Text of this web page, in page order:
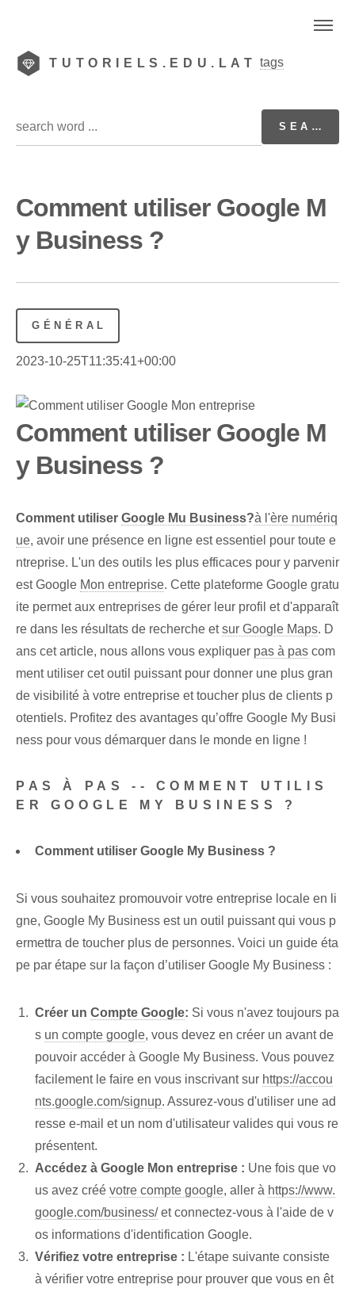
TUTORIELS.EDU.LAT tags
Comment utiliser Google M
y Business ?
GÉNÉRAL
2023-10-25T11:35:41+00:00
Comment utiliser Google M
y Business ?
Comment utiliser Google Mu Business?à l'ère numériq
ue, avoir une présence en ligne est essentiel pour toute e
ntreprise. L'un des outils les plus efficaces pour y parvenir
est Google Mon entreprise. Cette plateforme Google gratu
ite permet aux entreprises de gérer leur profil et d'apparaît
re dans les résultats de recherche etsur Google Maps. D
ans cet article, nous allons vous expliquer pas à pas com
ment utiliser cet outil puissant pour donner une plus gran
de visibilité à votre entreprise et toucher plus de clients p
otentiels. Profitez des avantages qu’offre Google My Busi
ness pour vous démarquer dans le monde en ligne !
PAS À PAS -- COMMENT UTILIS
ER GOOGLE MY BUSINESS ?
Comment utiliser Google My Business ?
Si vous souhaitez promouvoir votre entreprise locale en li
gne, Google My Business est un outil puissant qui vous p
ermettra de toucher plus de personnes. Voici un guide éta
pe par étape sur la façon d’utiliser Google My Business :
Créer un Compte Google: Si vous n'avez toujours pa
s un compte google, vous devez en créer un avant de
pouvoir accéder à Google My Business. Vous pouvez
facilement le faire en vous inscrivant sur https://accou
nts.google.com/signup. Assurez-vous d'utiliser une ad
resse e-mail et un nom d'utilisateur valides qui vous re
présentent.
Accédez à Google Mon entreprise : Une fois que vo
us avez créé votre compte google, aller à https://www.
google.com/business/et connectez-vous à l'aide de v
os informations d'identification Google.
Vérifiez votre entreprise : L'étape suivante consiste
à vérifier votre entreprise pour prouver que vous en êt